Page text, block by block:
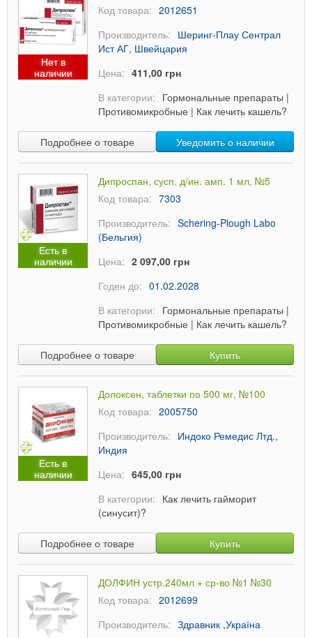
Нет в
наличии
Код товара: 2012651
Производитель: Шеринг-Плау Сентрал
Ист АГ, Швейцария
Цена: 411,00 грн
В категории: Гормональные препараты |
Противомикробные | Как лечить кашель?
Подробнее о товаре Уведомить о наличии
Есть в
наличии
Дипроспан, сусп. д/ин. амп. 1 мл, №5
Код товара: 7303
Производитель: Schering-Plough Labo
(Бельгия)
Цена: 2 097,00 грн
Годен до: 01.02.2028
В категории: Гормональные препараты |
Противомикробные | Как лечить кашель?
Подробнее о товаре Купить
Есть в
наличии
Долоксен, таблетки по 500 мг, №100
Код товара: 2005750
Производитель: Индоко Ремедис Лтд.,
Индия
Цена: 645,00 грн
В категории: Как лечить гайморит
(синусит)?
Подробнее о товаре Купить
ДОЛФИН устр.240мл + ср-во №1 №30
Код товара: 2012699
Производитель: Здравник ,Україна